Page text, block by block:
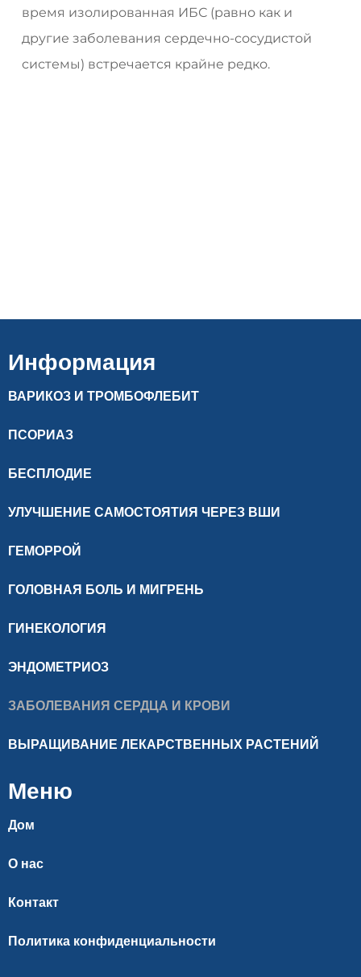
время изолированная ИБС (равно как и
другие заболевания сердечно-сосудистой
системы) встречается крайне редко.
Информация
ВАРИКОЗ И ТРОМБОФЛЕБИТ
ПСОРИАЗ
БЕСПЛОДИЕ
УЛУЧШЕНИЕ САМОСТОЯТИЯ ЧЕРЕЗ ВШИ
ГЕМОРРОЙ
ГОЛОВНАЯ БОЛЬ И МИГРЕНЬ
ГИНЕКОЛОГИЯ
ЭНДОМЕТРИОЗ
ЗАБОЛЕВАНИЯ СЕРДЦА И КРОВИ
ВЫРАЩИВАНИЕ ЛЕКАРСТВЕННЫХ РАСТЕНИЙ
Меню
Дом
О нас
Контакт
Политика конфиденциальности